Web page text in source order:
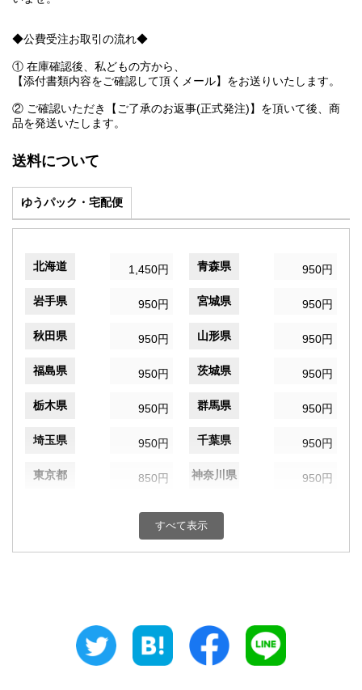
◆公費受注お取引の流れ◆
① 在庫確認後、私どもの方から、
【添付書類内容をご確認して頂くメール】をお送りいたします。
② ご確認いただき【ご了承のお返事(正式発注)】を頂いて後、商
品を発送いたします。
送料について
ゆうパック・宅配便
北海道 1,450円 青森県 950円
岩手県 950円 宮城県 950円
秋田県 950円 山形県 950円
福島県 950円 茨城県 950円
栃木県 950円 群馬県 950円
埼玉県 950円 千葉県 950円
東京都 850円 神奈川県 950円
950円 富山県
950円 三重県
すべて表示